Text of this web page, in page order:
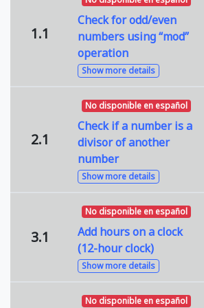
1.1
Check for odd/even
numbers using “mod”
operation
Show more details
2.1
No disponible en español
Check if a number is a
divisor of another
number
Show more details
3.1
No disponible en español
Add hours on a clock
(12-hour clock)
Show more details
No disponible en español